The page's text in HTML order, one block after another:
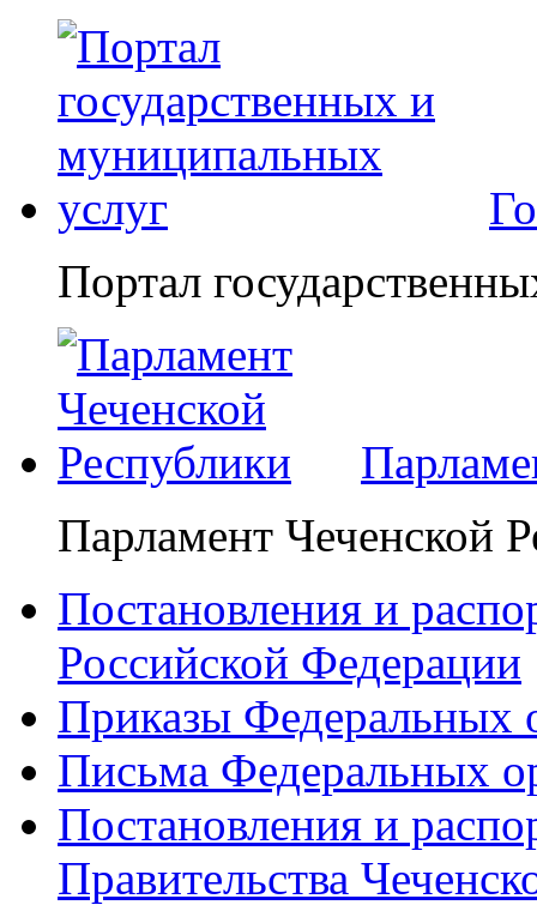
Портал
Парламент Чеченской
Постановления и
Российской Федерации
Приказы Федеральных
Письма Федеральных
Постановления и
Правительства